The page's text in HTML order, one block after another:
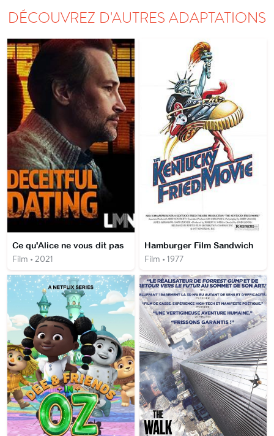
DÉCOUVREZ D'AUTRES ADAPTATIONS
Ce qu'Alice ne vous dit pas
Film • 2021
Hamburger Film Sandwich
Film • 1977